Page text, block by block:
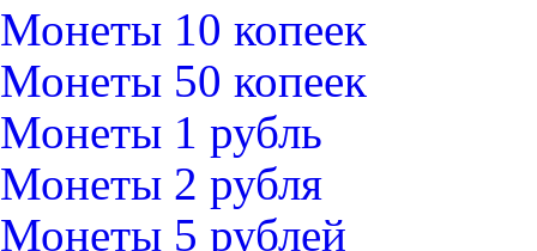
Монеты 10 копеек
Монеты 50 копеек
Монеты 1 рубль
Монеты 2 рубля
Монеты 5 рублей